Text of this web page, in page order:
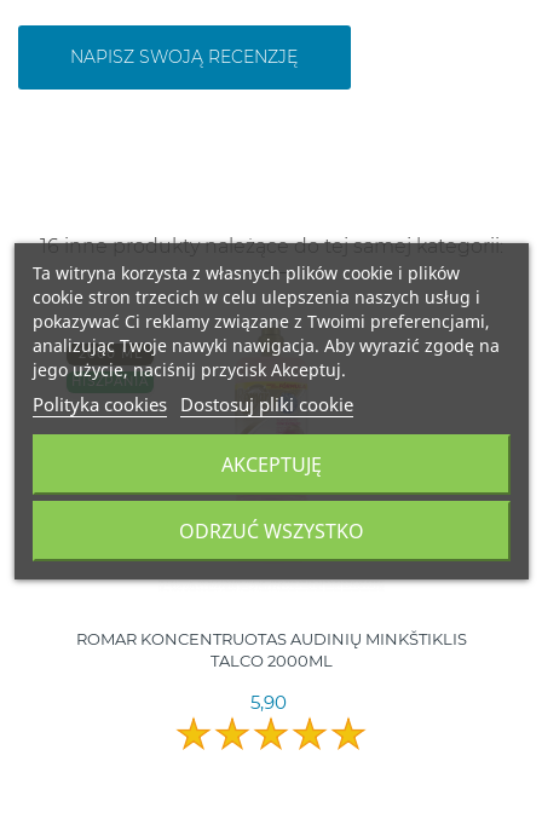
NAPISZ SWOJĄ RECENZJĘ
16 inne produkty należące do tej samej kategorii:
2000 ML
HISZPANIA
ROMAR KONCENTRUOTAS AUDINIŲ MINKŠTIKLIS
TALCO 2000ML
5,90
Ta witryna korzysta z własnych plików cookie i plików
cookie stron trzecich w celu ulepszenia naszych usług i
pokazywać Ci reklamy związane z Twoimi preferencjami,
analizując Twoje nawyki nawigacja. Aby wyrazić zgodę na
jego użycie, naciśnij przycisk Akceptuj.
Polityka cookies Dostosuj pliki cookie
ODRZUĆ WSZYSTKO
AKCEPTUJĘ